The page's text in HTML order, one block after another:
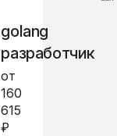
golang
разработчик
от
160
615
₽